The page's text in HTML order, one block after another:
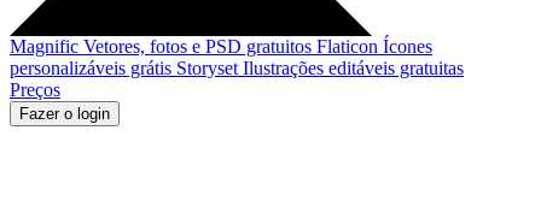
Magnific Vetores, fotos e PSD gratuitos Flaticon Ícones
personalizáveis grátis Storyset Ilustrações editáveis gratuitas
Preços
Fazer o login